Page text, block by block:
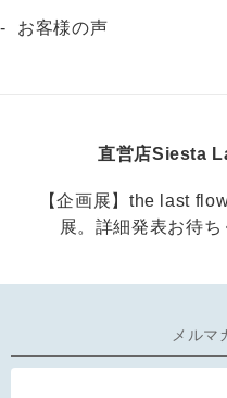
お客様の声
直営店Siesta
【企画展】the last
展。詳細発表お待
メルマ